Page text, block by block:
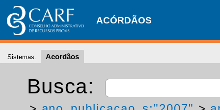
ACÓRDÃOS
Sistemas: Acordãos
Busca: